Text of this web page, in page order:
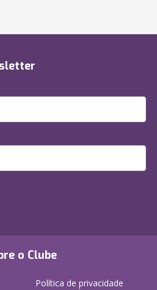
o Clube
Política de privacidade